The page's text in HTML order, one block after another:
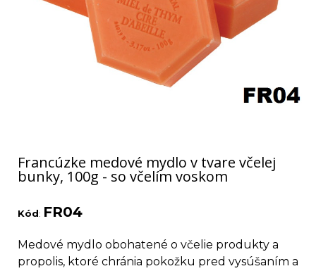
Francúzke medové mydlo v tvare včelej
bunky, 100g - so včelím voskom
Kód: FR04
Medové mydlo obohatené o včelie produkty a
propolis, ktoré chránia pokožku pred vysúšaním a